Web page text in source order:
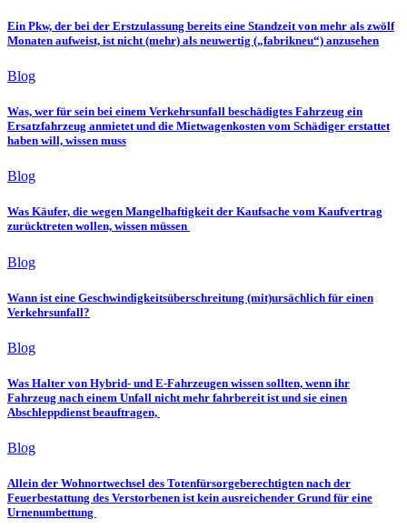
Ein Pkw, der bei der Erstzulassung bereits eine Standzeit von mehr als zwölf
Monaten aufweist, ist nicht (mehr) als neuwertig („fabrikneu“) anzusehen
Blog
Was, wer für sein bei einem Verkehrsunfall beschädigtes Fahrzeug ein
Ersatzfahrzeug anmietet und die Mietwagenkosten vom Schädiger erstattet
haben will, wissen muss
Blog
Was Käufer, die wegen Mangelhaftigkeit der Kaufsache vom Kaufvertrag
zurücktreten wollen, wissen müssen
Blog
Wann ist eine Geschwindigkeitsüberschreitung (mit)ursächlich für einen
Verkehrsunfall?
Blog
Was Halter von Hybrid- und E-Fahrzeugen wissen sollten, wenn ihr
Fahrzeug nach einem Unfall nicht mehr fahrbereit ist und sie einen
Abschleppdienst beauftragen,
Blog
Allein der Wohnortwechsel des Totenfürsorgeberechtigten nach der
Feuerbestattung des Verstorbenen ist kein ausreichender Grund für eine
Urnenumbettung